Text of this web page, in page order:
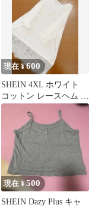
現在 ¥600
SHEIN 4XL ホワイト
コットン レースヘム T
シャツ カットソー
現在 ¥500
SHEIN Dazy Plus キャ